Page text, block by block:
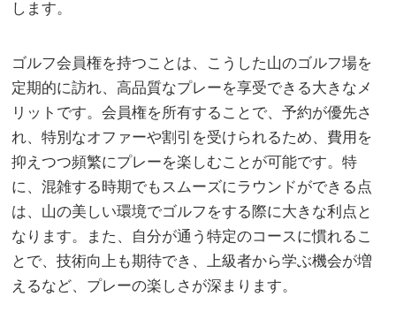
します。
ゴルフ会員権を持つことは、こうした山のゴルフ場を
定期的に訪れ、高品質なプレーを享受できる大きなメ
リットです。会員権を所有することで、予約が優先さ
れ、特別なオファーや割引を受けられるため、費用を
抑えつつ頻繁にプレーを楽しむことが可能です。特
に、混雑する時期でもスムーズにラウンドができる点
は、山の美しい環境でゴルフをする際に大きな利点と
なります。また、自分が通う特定のコースに慣れるこ
とで、技術向上も期待でき、上級者から学ぶ機会が増
えるなど、プレーの楽しさが深まります。